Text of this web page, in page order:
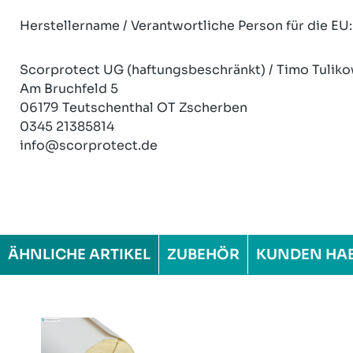
Herstellername / Verantwortliche Person für die EU:
Scorprotect UG (haftungsbeschränkt) / Timo
Am Bruchfeld 5
06179 Teutschenthal OT Zscherben
0345 21385814
info@scorprotect.de
ÄHNLICHE ARTIKEL ZUBEHÖR KUNDEN